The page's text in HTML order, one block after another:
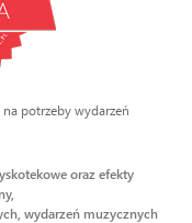
potrzeby wydarzeń
oraz efekty
wydarzeń muzycznych